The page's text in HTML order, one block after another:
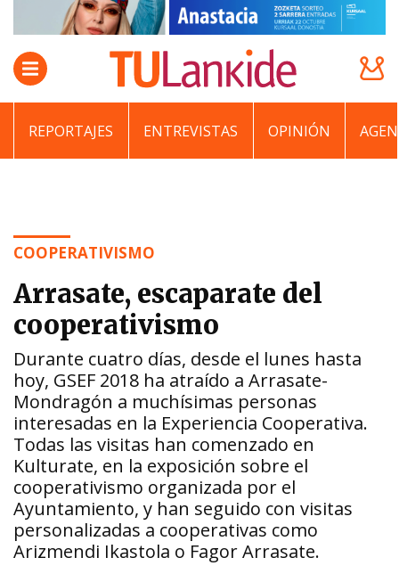
REPORTAJES ENTREVISTAS OPINIÓN
COOPERATIVISMO
Arrasate, escaparate del
cooperativismo
Durante cuatro días, desde el lunes hasta
hoy, GSEF 2018 ha atraído a Arrasate-
Mondragón a muchísimas personas
interesadas en la Experiencia Cooperativa.
Todas las visitas han comenzado en
Kulturate, en la exposición sobre el
cooperativismo organizada por el
Ayuntamiento, y han seguido con visitas
personalizadas a cooperativas como
Arizmendi Ikastola o Fagor Arrasate.